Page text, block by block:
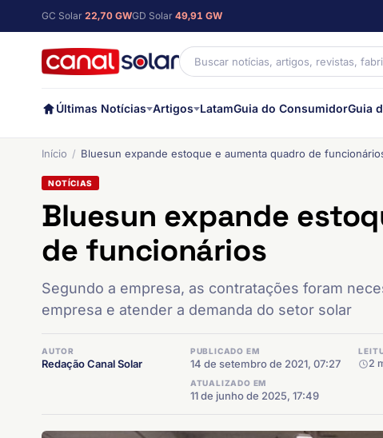
GC Solar 22,70 GWGD Solar 49,91 GW
Últimas Notícias Artigos LatamGuia do ConsumidorGuia
Início Bluesun expande estoque e aumenta quadro de
NOTÍCIAS
Bluesun expande
de funcionários
Segundo a empresa, as contratações foram
empresa e atender a demanda do setor solar
AUTOR
Redação Canal Solar
PUBLICADO EM
14 de setembro de 2021, 07:27
ATUALIZADO EM
11 de junho de 2025, 17:49
2